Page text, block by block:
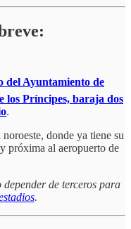
del Ayuntamiento de
los Príncipes, baraja dos
.
noroeste, donde ya tiene su
próxima al aeropuerto de
de terceros para
.